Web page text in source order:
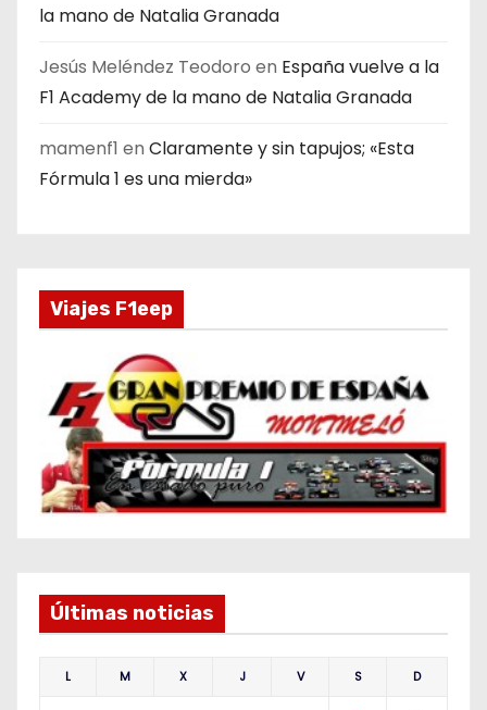
la mano de Natalia Granada
Jesús Meléndez Teodoro en España vuelve a la
F1 Academy de la mano de Natalia Granada
mamenf1 en Claramente y sin tapujos; «Esta
Fórmula 1 es una mierda»
Viajes F1eep
Últimas noticias
L M X J V S D